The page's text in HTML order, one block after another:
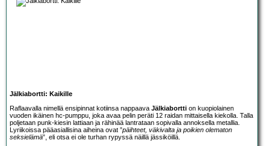
Jälkiabortti: Kaikille
Raflaavalla nimellä ensipinnat kotiinsa nappaava Jälkiabortti on kuopiolainen
vuoden ikäinen hc-pumppu, joka avaa pelin peräti 12 raidan mittaisella kiekolla. Talla
poljetaan punk-kiesin lattiaan ja rähinää lantrataan sopivalla annoksella metallia.
Lyriikoissa pääasiallisina aiheina ovat ”päihteet, väkivalta ja poikien olematon
seksielämä”, eli otsa ei ole turhan rypyssä näillä jässiköillä.